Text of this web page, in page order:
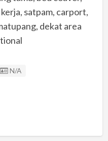
satpam, carport,
dekat area
Listing ID
N/A